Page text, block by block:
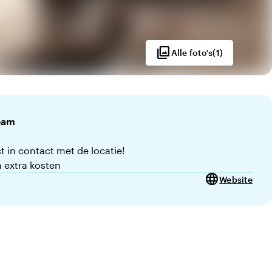
photo_libraryAlle foto's(1)
in contact met de locatie!
extra kosten
languageWebsite